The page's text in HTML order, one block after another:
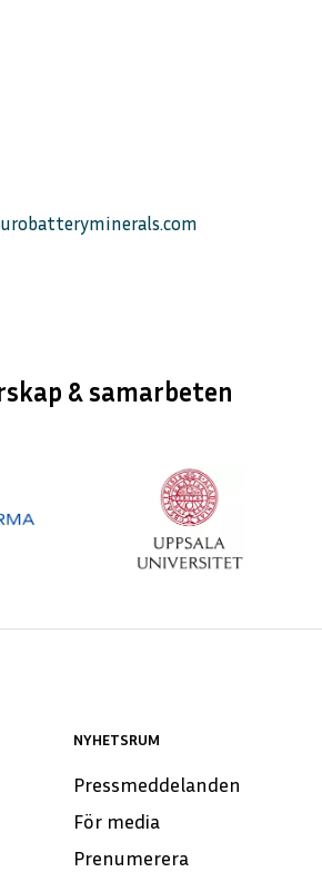
& samarbeten
NYHETSRUM
Pressmeddelanden
För media
Prenumerera